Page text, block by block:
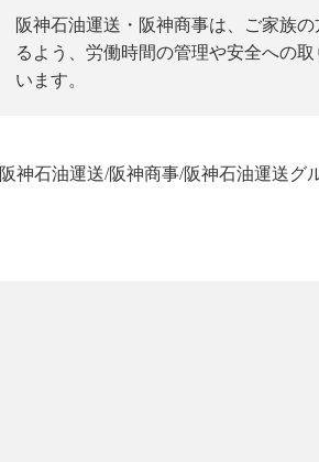
阪神石油運送・阪神商事は、ご家族
るよう、労働時間の管理や安全への
います。
阪神石油運送/阪神商事/阪神石油運送グ